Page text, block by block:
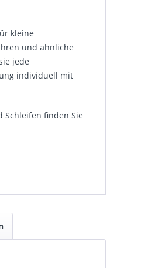
kleine
und ähnliche
jede
individuell mit
Schleifen finden Sie